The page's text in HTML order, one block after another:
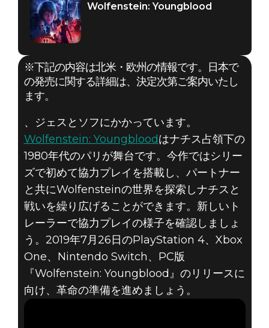
Wolfenstein: Youngblood
2019年3月27日
WOLFENSTEIN:
YOUNGBLOOD –
フレンドと共に
革命を起こそう
Wolfenstein: Youngblood
※下記の内容は北米・欧州の情報です。日本で
の発売に関する詳細は、決定次第ご案内いたし
ます。
、ジェスとソフにかかっています。
Wolfenstein: Youngbloodはナチス占領下の
1980年代のパリが舞台です。今作ではシリー
ズで初めて協力プレイを搭載し、パートナー
と共にWolfensteinの世界を探索しナチスと
戦いを繰り広げることができます。新しいト
レーラーで協力プレイの様子を確認しましょ
う。2019年7月26日のPlayStation 4、Xbox
One、Nintendo Switch、PC版
『Wolfenstein: Youngblood』のリリースに
向け、革命の準備を進めましょう。